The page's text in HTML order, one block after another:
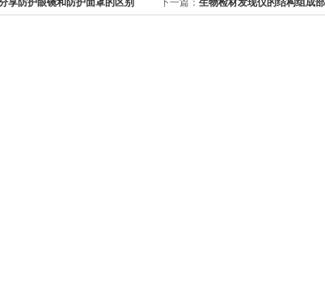
享防护眼镜和防护面罩的区别 下一篇： 生物检材发现仪的结构组成